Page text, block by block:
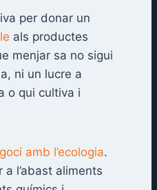
per donar un
als productes
menjar sa no sigui
ni un lucre a
o qui cultiva i
amb l’ecologia.
l’abast aliments